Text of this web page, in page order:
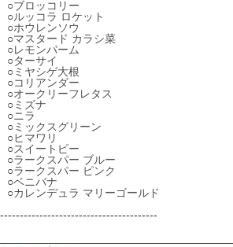
ブロッコリー
ルッコラ ロケット
ホウレンソウ
マスタード カラシ菜
レモンバーム
ターサイ
ミヤシゲ大根
コリアンダー
オークリーフレタス
ミズナ
ニラ
ミックスグリーン
ヒマワリ
スイートピー
ラークスパー ブルー
ラークスパー ピンク
ベニバナ
カレンデュラ マリーゴールド